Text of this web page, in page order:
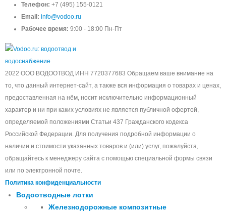
Телефон: +7 (495) 155-0121
Email: info@vodoo.ru
Рабочее время: 9:00 - 18:00 Пн-Пт
2022 ООО ВОДООТВОД ИНН 7720377683 Обращаем ваше внимание на
то, что данный интернет-сайт, а также вся информация о товарах и ценах,
предоставленная на нём, носит исключительно информационный
характер и ни при каких условиях не является публичной офертой,
определяемой положениями Статьи 437 Гражданского кодекса
Российской Федерации. Для получения подробной информации о
наличии и стоимости указанных товаров и (или) услуг, пожалуйста,
обращайтесь к менеджеру сайта с помощью специальной формы связи
или по электронной почте.
Политика конфиденциальности
Водоотводные лотки
Железнодорожные композитные